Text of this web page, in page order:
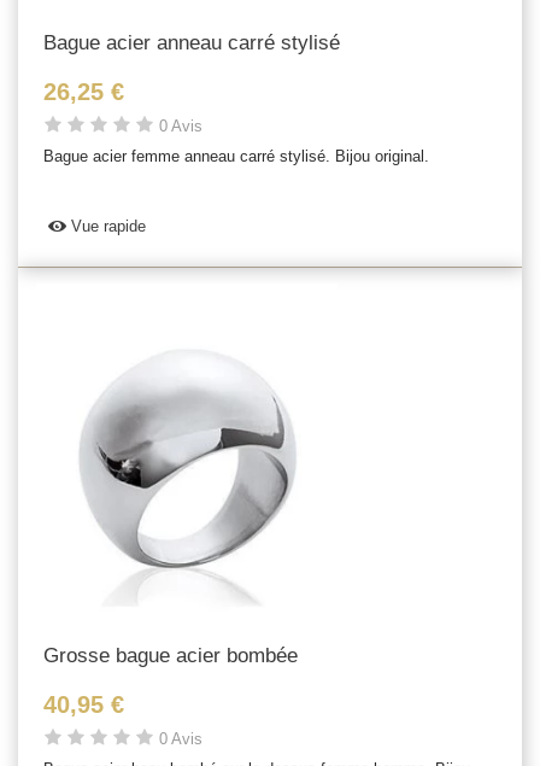
Bague acier anneau carré stylisé
26,25 €
0 Avis
Bague acier femme anneau carré stylisé. Bijou original.
Vue rapide
Grosse bague acier bombée
40,95 €
0 Avis